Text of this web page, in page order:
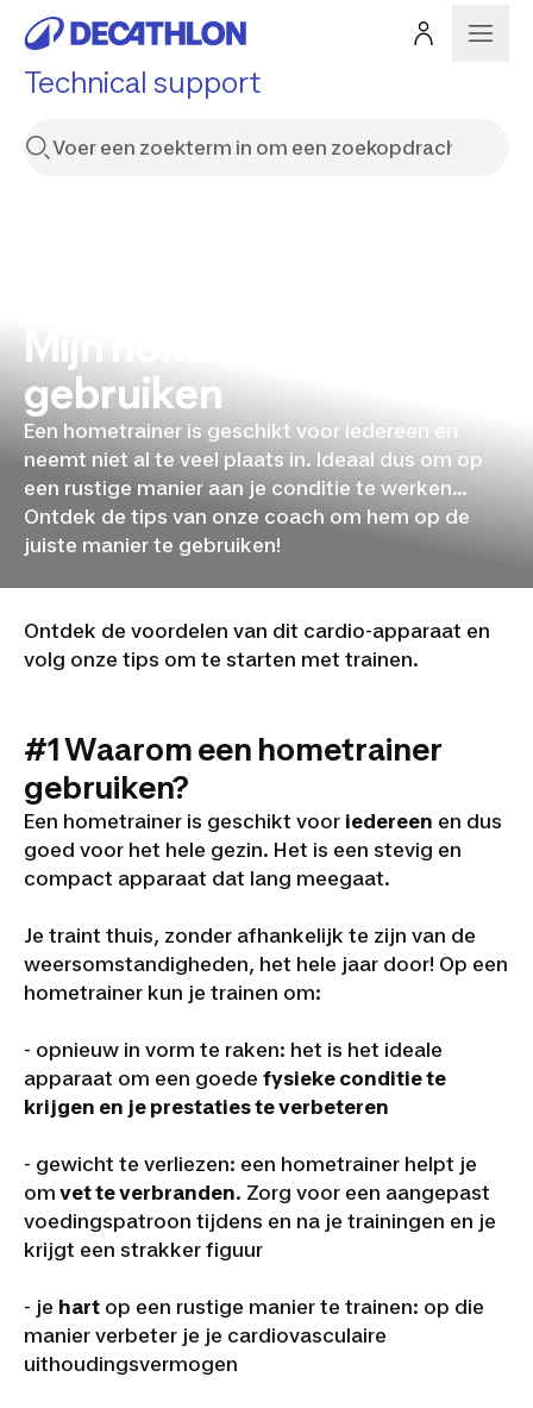
Technical support
Mijn hometrainer goed
gebruiken
Een hometrainer is geschikt voor iedereen en
neemt niet al te veel plaats in. Ideaal dus om op
een rustige manier aan je conditie te werken...
Ontdek de tips van onze coach om hem op de
juiste manier te gebruiken!
Ontdek de voordelen van dit cardio-apparaat en
volg onze tips om te starten met trainen.
#1 Waarom een hometrainer
gebruiken?
Een hometrainer is geschikt voor iedereen en dus
goed voor het hele gezin. Het is een stevig en
compact apparaat dat lang meegaat.
Je traint thuis, zonder afhankelijk te zijn van de
weersomstandigheden, het hele jaar door! Op een
hometrainer kun je trainen om:
- opnieuw in vorm te raken: het is het ideale
apparaat om een goede fysieke conditie te
krijgen en je prestaties te verbeteren
- gewicht te verliezen: een hometrainer helpt je
om vet te verbranden. Zorg voor een aangepast
voedingspatroon tijdens en na je trainingen en je
krijgt een strakker figuur
- je hart op een rustige manier te trainen: op die
manier verbeter je je cardiovasculaire
uithoudingsvermogen